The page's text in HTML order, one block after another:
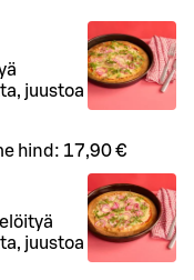
juustoa
hind: 17,90 €
juustoa